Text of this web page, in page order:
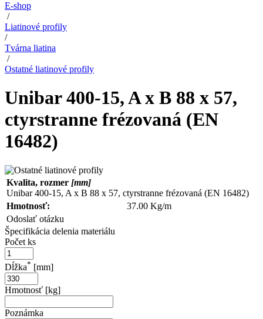
E-shop
/
Liatinové profily
/
Tvárna liatina
/
Ostatné liatinové profily
Unibar 400-15, A x B 88 x 57,
ctyrstranne frézovaná (EN
16482)
Kvalita, rozmer [mm]
Unibar 400-15, A x B 88 x 57, ctyrstranne frézovaná (EN 16482)
Hmotnosť:
37.00 Kg/m
Odoslať otázku
Špecifikácia delenia materiálu
Počet ks
Dĺžka* [mm]
Hmotnosť [kg]
Poznámka